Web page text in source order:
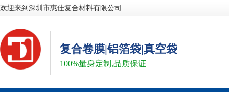
欢迎来到深圳市惠佳复合材料有限公司
复合卷膜|铝箔袋|真空袋
100%量身定制,品质保证